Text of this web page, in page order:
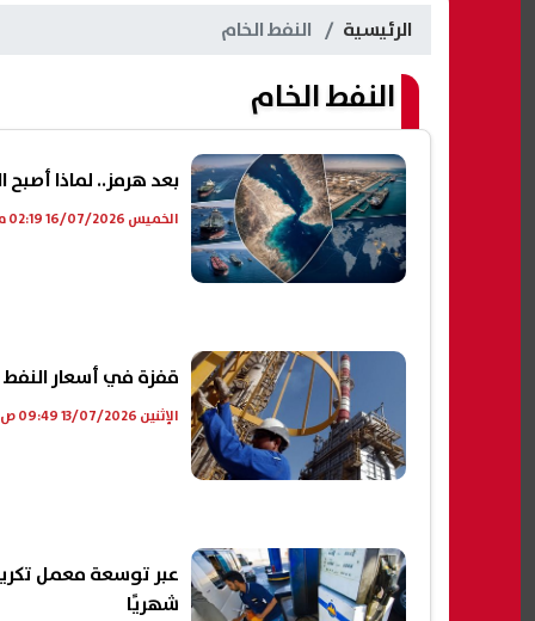
الرئيسية النفط الخام
النفط الخام
بعد هرمز.. لماذا أصبح
الخميس 16/07/2026 02:19 م
قفزة في أسعار النفط
الإثنين 13/07/2026 09:49 ص
شهريًا